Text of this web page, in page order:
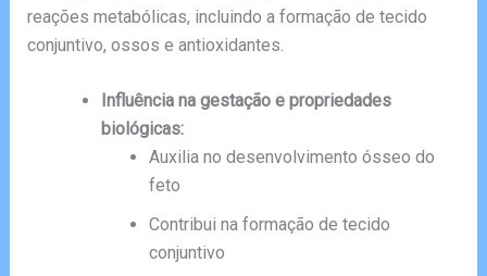
reações metabólicas, incluindo a formação de tecido
conjuntivo, ossos e antioxidantes.
Influência na gestação e propriedades
biológicas:
Auxilia no desenvolvimento ósseo do
feto
Contribui na formação de tecido
conjuntivo